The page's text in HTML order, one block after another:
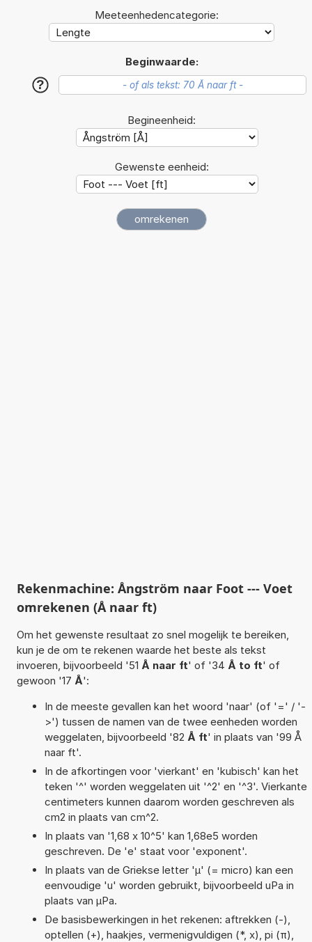
Meeteenhedencategorie:
Beginwaarde:
?
Begineenheid:
Gewenste eenheid:
Rekenmachine: Ångström naar Foot --- Voet
omrekenen (Å naar ft)
Om het gewenste resultaat zo snel mogelijk te bereiken,
kun je de om te rekenen waarde het beste als tekst
invoeren, bijvoorbeeld '51 Å naar ft' of '34 Å to ft' of
gewoon '17 Å':
In de meeste gevallen kan het woord 'naar' (of '=' / '-
>') tussen de namen van de twee eenheden worden
weggelaten, bijvoorbeeld '82 Å ft' in plaats van '99 Å
naar ft'.
In de afkortingen voor 'vierkant' en 'kubisch' kan het
teken '^' worden weggelaten uit '^2' en '^3'. Vierkante
centimeters kunnen daarom worden geschreven als
cm2 in plaats van cm^2.
In plaats van '1,68 x 10^5' kan 1,68e5 worden
geschreven. De 'e' staat voor 'exponent'.
In plaats van de Griekse letter 'µ' (= micro) kan een
eenvoudige 'u' worden gebruikt, bijvoorbeeld uPa in
plaats van µPa.
De basisbewerkingen in het rekenen: aftrekken (-),
optellen (+), haakjes, vermenigvuldigen (*, x), pi (π),